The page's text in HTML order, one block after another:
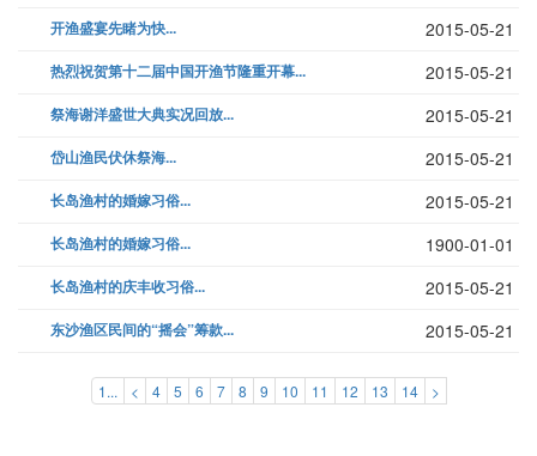
开渔盛宴先睹为快... 2015-05-21
热烈祝贺第十二届中国开渔节隆重开幕... 2015-05-21
祭海谢洋盛世大典实况回放... 2015-05-21
岱山渔民伏休祭海... 2015-05-21
长岛渔村的婚嫁习俗... 2015-05-21
长岛渔村的婚嫁习俗... 1900-01-01
长岛渔村的庆丰收习俗... 2015-05-21
东沙渔区民间的“摇会”筹款... 2015-05-21
1... < 4 5 6 7 8 9 10 11 12 13 14 >